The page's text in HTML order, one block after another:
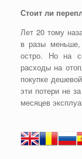
Стоит ли
Лет 20 тому
в разы меньше,
остро. Но на
расходы на
покупке
эти потери не
месяцев